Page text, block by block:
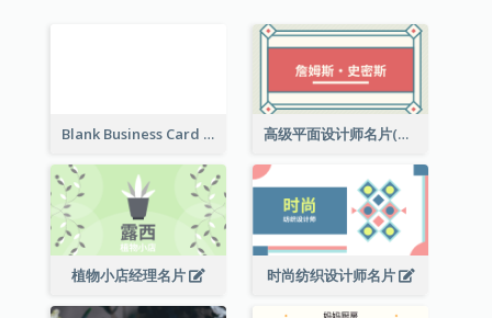
Blank Business Card 高级平面设计师名片(附工作室地址)
植物小店经理名片 时尚纺织设计师名片